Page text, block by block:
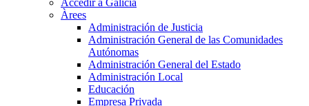
Accedir a Galicia
Àrees
Administración de Justicia
Administración General de las Comunidades
Autónomas
Administración General del Estado
Administración Local
Educación
Empresa Privada